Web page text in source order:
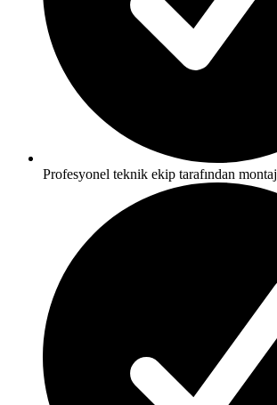
Profesyonel teknik ekip tarafından montaj